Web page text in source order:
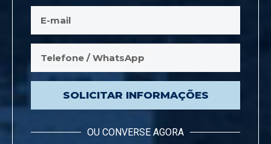
SOLICITAR INFORMAÇÕES
OU CONVERSE AGORA